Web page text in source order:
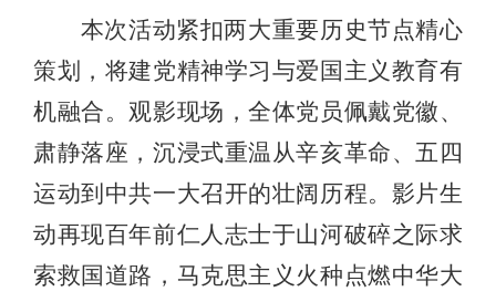
本次活动紧扣两大重要历史节点精心
策划，将建党精神学习与爱国主义教育有
机融合。观影现场，全体党员佩戴党徽、
肃静落座，沉浸式重温从辛亥革命、五四
运动到中共一大召开的壮阔历程。影片生
动再现百年前仁人志士于山河破碎之际求
索救国道路，马克思主义火种点燃中华大